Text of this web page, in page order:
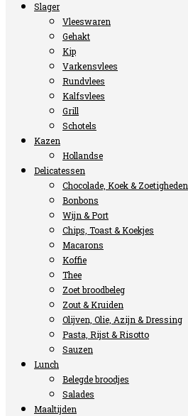
Slager
Vleeswaren
Gehakt
Kip
Varkensvlees
Rundvlees
Kalfsvlees
Grill
Schotels
Kazen
Hollandse
Delicatessen
Chocolade, Koek & Zoetigheden
Bonbons
Wijn & Port
Chips, Toast & Koekjes
Macarons
Koffie
Thee
Zoet broodbeleg
Zout & Kruiden
Olijven, Olie, Azijn & Dressing
Pasta, Rijst & Risotto
Sauzen
Lunch
Belegde broodjes
Salades
Maaltijden